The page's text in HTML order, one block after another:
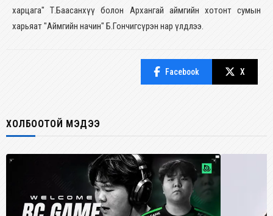
харцага" Т.Баасанхүү болон Архангай аймгийн хотонт сумын
харьяат "Аймгийн начин" Б.Гончигсүрэн нар үлдлээ.
Facebook X
ХОЛБООТОЙ МЭДЭЭ